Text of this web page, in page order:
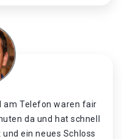
am Telefon waren fair
da und hat schnell
ein neues Schloss